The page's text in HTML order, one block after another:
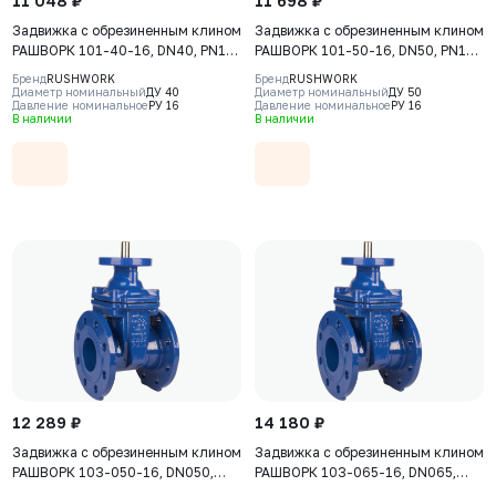
Задвижка с обрезиненным клином
РАШВОРК 101-40-16, DN40, PN16,
корпус - GJS-500-7 (GGG50),
клин - GJS-500-7 (GGG50),
уплотнение - EPDM, Ф/Ф, штурвал
БрендRUSHWORK
Диаметр номинальныйДУ 40
Давление номинальноеРУ 16
В наличии
Задвижка с обрезиненным клином
РАШВОРК 101-50-16, DN50, PN16,
корпус - GJS-500-7 (GGG50),
клин - GJS-500-7 (GGG50),
уплотнение - EPDM, Ф/Ф, штурвал
БрендRUSHWORK
Диаметр номинальныйДУ 50
Давление номинальноеРУ 16
В наличии
12 289 ₽
Задвижка с обрезиненным клином
РАШВОРК 103-050-16, DN050,
PN16, корпус-GJS-500-7
14 180 ₽
Задвижка с обрезиненным клином
РАШВОРК 103-065-16, DN065,
PN16, корпус-GJS-500-7